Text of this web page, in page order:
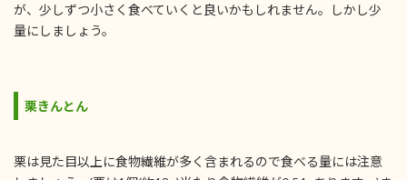
が、少しずつ小さく食べていくと良いかもしれません。しかし少
量にしましょう。
栗きんとん
栗は見た目以上に食物繊維が多く含まれるので食べる量には注意